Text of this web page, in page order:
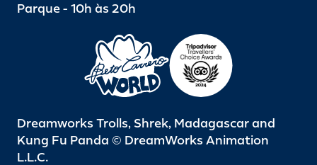
Parque - 10h às 20h
Dreamworks Trolls, Shrek, Madagascar and
Kung Fu Panda © DreamWorks Animation
L.L.C.